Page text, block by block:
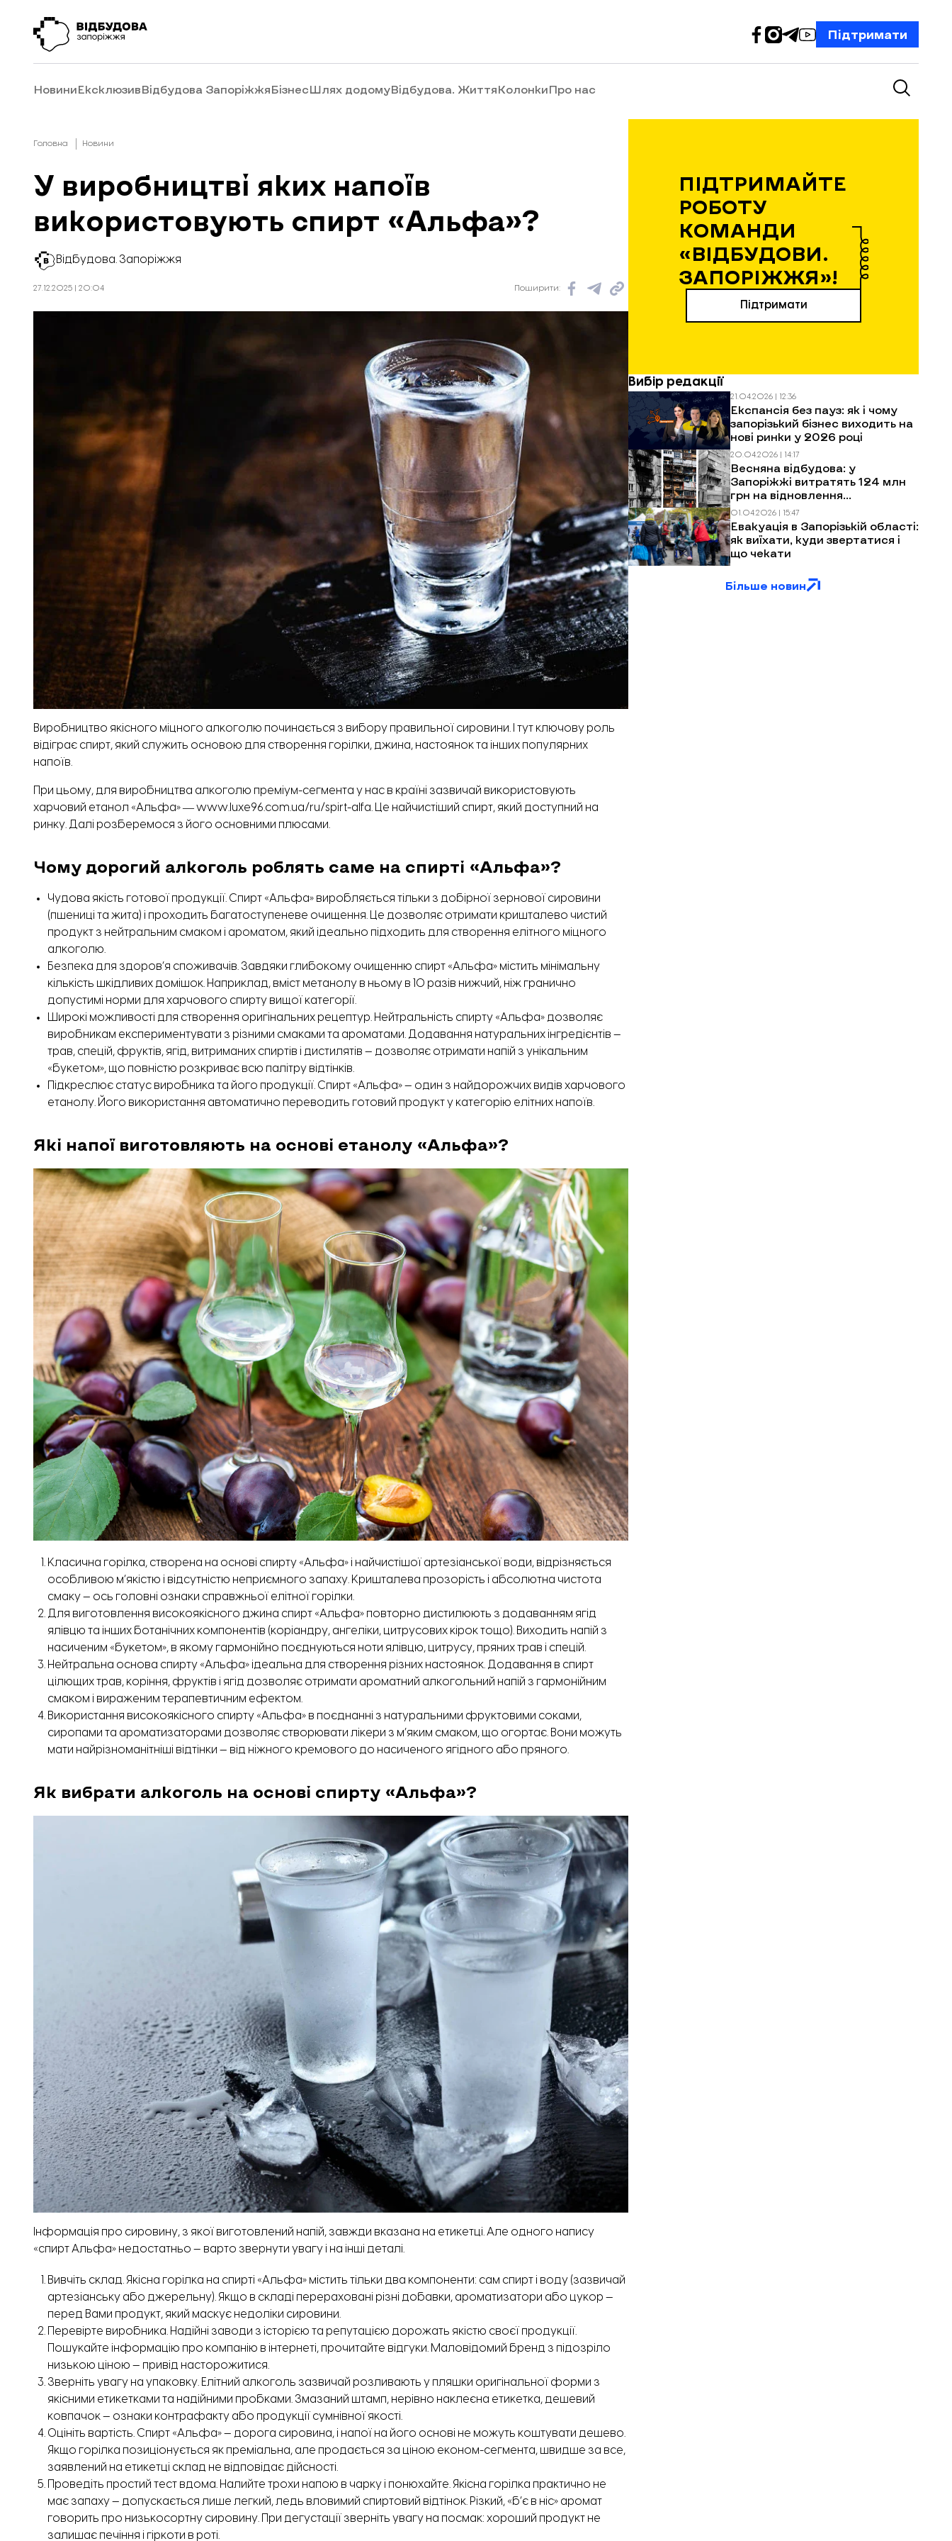
Підтримати
НовиниЕксклюзивВідбудова ЗапоріжжяБізнесШлях додомуВідбудова. ЖиттяКолонкиПро нас
Головна Новини
У виробництві яких напоїв
використовують спирт «Альфа»?
Відбудова. Запоріжжя
27.12.2025 | 20:04 Поширити:
Виробництво якісного міцного алкоголю починається з вибору правильної сировини. І тут ключову роль
відіграє спирт, який служить основою для створення горілки, джина, настоянок та інших популярних
напоїв.
При цьому, для виробництва алкоголю преміум-сегмента у нас в країні зазвичай використовують
харчовий етанол «Альфа» ―www.luxe96.com.ua/ru/spirt-alfa. Це найчистіший спирт, який доступний на
ринку. Далі розберемося з його основними плюсами.
Чому дорогий алкоголь роблять саме на спирті «Альфа»?
Чудова якість готової продукції. Спирт «Альфа» виробляється тільки з добірної зернової сировини
(пшениці та жита) і проходить багатоступеневе очищення. Це дозволяє отримати кришталево чистий
продукт з нейтральним смаком і ароматом, який ідеально підходить для створення елітного міцного
алкоголю.
Безпека для здоров’я споживачів. Завдяки глибокому очищенню спирт «Альфа» містить мінімальну
кількість шкідливих домішок. Наприклад, вміст метанолу в ньому в 10 разів нижчий, ніж гранично
допустимі норми для харчового спирту вищої категорії.
Широкі можливості для створення оригінальних рецептур. Нейтральність спирту «Альфа» дозволяє
виробникам експериментувати з різними смаками та ароматами. Додавання натуральних інгредієнтів —
трав, спецій, фруктів, ягід, витриманих спиртів і дистилятів — дозволяє отримати напій з унікальним
«букетом», що повністю розкриває всю палітру відтінків.
Підкреслює статус виробника та його продукції. Спирт «Альфа» — один з найдорожчих видів харчового
етанолу. Його використання автоматично переводить готовий продукт у категорію елітних напоїв.
Які напої виготовляють на основі етанолу «Альфа»?
Класична горілка, створена на основі спирту «Альфа» і найчистішої артезіанської води, відрізняється
особливою м’якістю і відсутністю неприємного запаху. Кришталева прозорість і абсолютна чистота
смаку — ось головні ознаки справжньої елітної горілки.
Для виготовлення високоякісного джина спирт «Альфа» повторно дистилюють з додаванням ягід
ялівцю та інших ботанічних компонентів (коріандру, ангеліки, цитрусових кірок тощо). Виходить напій з
насиченим «букетом», в якому гармонійно поєднуються ноти ялівцю, цитрусу, пряних трав і спецій.
Нейтральна основа спирту «Альфа» ідеальна для створення різних настоянок. Додавання в спирт
цілющих трав, коріння, фруктів і ягід дозволяє отримати ароматний алкогольний напій з гармонійним
смаком і вираженим терапевтичним ефектом.
Використання високоякісного спирту «Альфа» в поєднанні з натуральними фруктовими соками,
сиропами та ароматизаторами дозволяє створювати лікери з м’яким смаком, що огортає. Вони можуть
мати найрізноманітніші відтінки — від ніжного кремового до насиченого ягідного або пряного.
Як вибрати алкоголь на основі спирту «Альфа»?
Інформація про сировину, з якої виготовлений напій, завжди вказана на етикетці. Але одного напису
«спирт Альфа» недостатньо — варто звернути увагу і на інші деталі.
Вивчіть склад. Якісна горілка на спирті «Альфа» містить тільки два компоненти: сам спирт і воду (зазвичай
артезіанську або джерельну). Якщо в складі перераховані різні добавки, ароматизатори або цукор —
перед Вами продукт, який маскує недоліки сировини.
Перевірте виробника. Надійні заводи з історією та репутацією дорожать якістю своєї продукції.
Пошукайте інформацію про компанію в інтернеті, прочитайте відгуки. Маловідомий бренд з підозріло
низькою ціною — привід насторожитися.
Зверніть увагу на упаковку. Елітний алкоголь зазвичай розливають у пляшки оригінальної форми з
якісними етикетками та надійними пробками. Змазаний штамп, нерівно наклеєна етикетка, дешевий
ковпачок — ознаки контрафакту або продукції сумнівної якості.
Оцініть вартість. Спирт «Альфа» — дорога сировина, і напої на його основі не можуть коштувати дешево.
Якщо горілка позиціонується як преміальна, але продається за ціною економ-сегмента, швидше за все,
заявлений на етикетці склад не відповідає дійсності.
Проведіть простий тест вдома. Налийте трохи напою в чарку і понюхайте. Якісна горілка практично не
має запаху — допускається лише легкий, ледь вловимий спиртовий відтінок. Різкий, «б’є в ніс» аромат
говорить про низькосортну сировину. При дегустації зверніть увагу на посмак: хороший продукт не
залишає печіння і гіркоти в роті.
ПІДТРИМАЙТЕ
РОБОТУ
КОМАНДИ
«ВІДБУДОВИ.
ЗАПОРІЖЖЯ»!
Підтримати
Вибір редакції
21.04.2026 | 12:36
Експансія без пауз: як і чому
запорізький бізнес виходить на
нові ринки у 2026 році
20.04.2026 | 14:17
Весняна відбудова: у
Запоріжжі витратять 124 млн
грн на відновлення
багатоповерхівок після
обстрілів
01.04.2026 | 15:47
Евакуація в Запорізькій області:
як виїхати, куди звертатися і
що чекати
Більше новин